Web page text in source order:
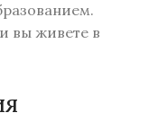
вы живете в